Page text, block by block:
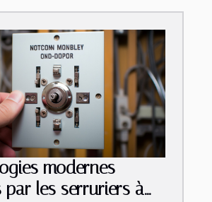
modernes
par les serruriers à